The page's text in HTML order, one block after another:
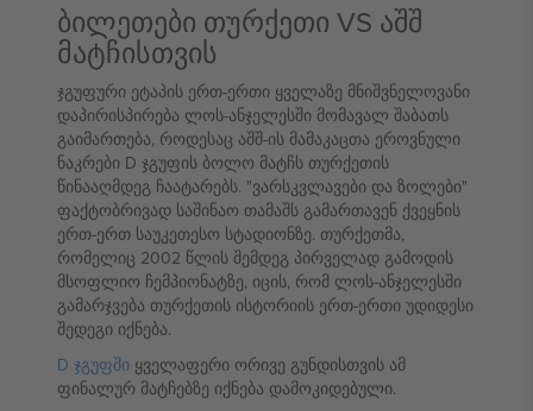
ბილეთები თურქეთი VS აშშ
მატჩისთვის
ჯგუფური ეტაპის ერთ-ერთი ყველაზე მნიშვნელოვანი
დაპირისპირება ლოს-ანჯელესში მომავალ შაბათს
გაიმართება, როდესაც აშშ-ის მამაკაცთა ეროვნული
ნაკრები D ჯგუფის ბოლო მატჩს თურქეთის
წინააღმდეგ ჩაატარებს. "ვარსკვლავები და ზოლები"
ფაქტობრივად საშინაო თამაშს გამართავენ ქვეყნის
ერთ-ერთ საუკეთესო სტადიონზე. თურქეთმა,
რომელიც 2002 წლის შემდეგ პირველად გამოდის
მსოფლიო ჩემპიონატზე, იცის, რომ ლოს-ანჯელესში
გამარჯვება თურქეთის ისტორიის ერთ-ერთი უდიდესი
შედეგი იქნება.
D ჯგუფში ყველაფერი ორივე გუნდისთვის ამ
ფინალურ მატჩებზე იქნება დამოკიდებული.